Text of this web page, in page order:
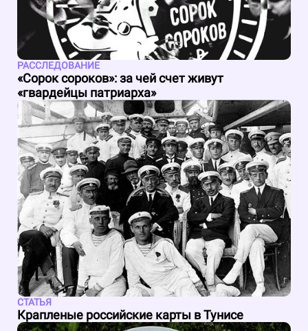
РАССЛЕДОВАНИЕ
«Сорок сороков»: за чей счет живут
«гвардейцы патриарха»
СТАТЬЯ
Крапленые российские карты в Тунисе